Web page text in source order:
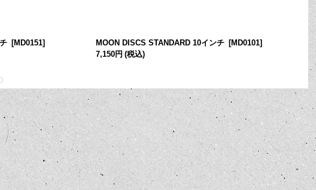
[MD0151]
MOON DISCS STANDARD 10インチ [MD0101]
7,150円 (税込)